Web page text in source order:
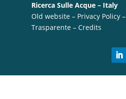
Ricerca Sulle Acque – Italy
Old website– Privacy Policy–
Trasparente– Credits